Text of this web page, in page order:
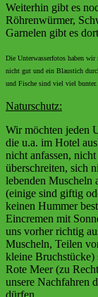
Weiterhin gibt es
Röhrenwürmer,
Garnelen gibt es
Die Unterwasserfotos haben
nicht gut und ein Blaustich
und Fische sind viel viel bunter.
Naturschutz:
Wir möchten jeden
die u.a. im Hotel
nicht anfassen,
überschreiten, sich
lebenden Muscheln
(einige sind giftig
keinen Hummer
Eincremen mit
uns vorher richtig
Muscheln, Teilen
kleine Bruchstücke)
Rote Meer (zu
unsere Nachfahren
dürfen.